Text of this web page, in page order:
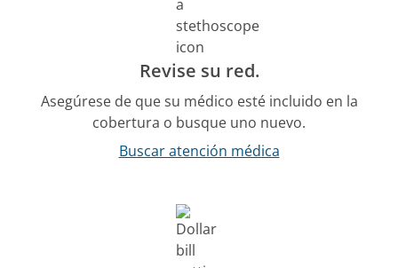
Revise su red.
Asegúrese de que su médico esté incluido en la
cobertura o busque uno nuevo.
Buscar atención médica